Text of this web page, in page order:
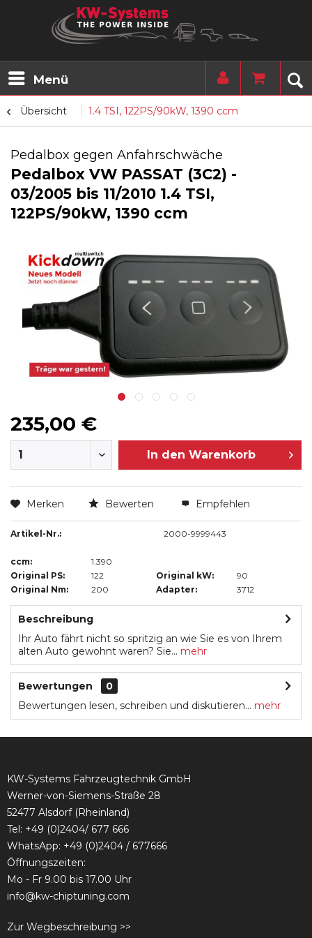
Menü
Übersicht 1.4 TSI, 122PS/90kW, 1390 ccm
Pedalbox gegen Anfahrschwäche
Pedalbox VW PASSAT (3C2) -
03/2005 bis 11/2010 1.4 TSI,
122PS/90kW, 1390 ccm
235,00 €
In den Warenkorb
Merken Bewerten Empfehlen
Artikel-Nr.: 2000-9999443
ccm:
1.390
Original PS:
122 Original kW:
90
Original Nm:
200 Adapter: 3712
Beschreibung
Ihr Auto fährt nicht so spritzig an wie Sie es von Ihrem
alten Auto gewohnt waren? Sie... mehr
Bewertungen
0
Bewertungen lesen, schreiben und diskutieren... mehr
KW-Systems Fahrzeugtechnik GmbH
Werner-von-Siemens-Straße 28
52477 Alsdorf (Rheinland)
Tel: +49 (0)2404/ 677 666
WhatsApp: +49 (0)2404 / 677666
Öffnungszeiten:
Mo - Fr 9.00 bis 17.00 Uhr
info@kw-chiptuning.com
Zur Wegbeschreibung >>